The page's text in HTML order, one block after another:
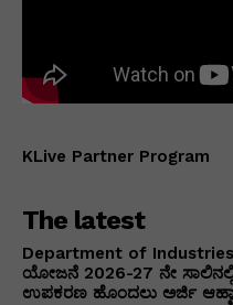
KLive Partner Program
The latest
Department of
ಯೋಜನೆ 2026-27 ನೇ
ಉಪಕರಣ ಹೊಂದಲು ಅರ್ಜಿ